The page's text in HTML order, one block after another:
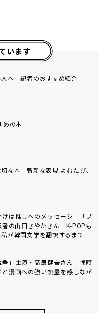
います
へ 記者のおすすめ紹介
めの本
な本 斬新な表現 よむたび、
けは推しへのメッセージ 「ブ
者の山口さやかさん K-POPも
が韓国文学を翻訳するまで
争」主演・高良健吾さん 戦時
漫画への強い熱量を感じなが